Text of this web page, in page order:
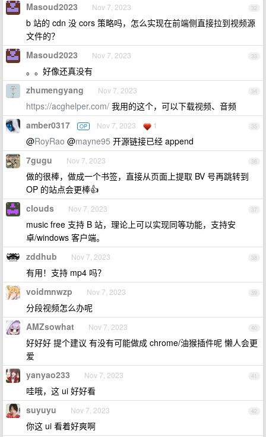
32
Masoud2023 Nov 7, 2023
b 站的 cdn 没 cors 策略吗，怎么实现在前端侧直接拉到视频源
文件的？
33
Masoud2023 Nov 7, 2023
。。好像还真没有
34
zhumengyang Nov 7, 2023
https://acghelper.com/ 我用的这个，可以下载视频、音频
35
amber0317 OP Nov 7, 2023 1
@RoyRao @mayne95 开源链接已经 append
36
7gugu Nov 7, 2023
做的很棒，做成一个书签，直接从页面上提取 BV 号再跳转到
OP 的站点会更棒👍
37
clouds Nov 7, 2023
music free 支持 B 站，理论上可以实现同等功能，支持安
卓/windows 客户端。
38
zddhub Nov 7, 2023
有用！支持 mp4 吗？
39
voidmnwzp Nov 7, 2023
分段视频怎么办呢
40
AMZsowhat Nov 7, 2023
好好好 提个建议 有没有可能做成 chrome/油猴插件呢 懒人会更
爱
41
yanyao233 Nov 7, 2023
哇哦，这 ui 好好看
42
suyuyu Nov 7, 2023
你这 ui 看着好爽啊